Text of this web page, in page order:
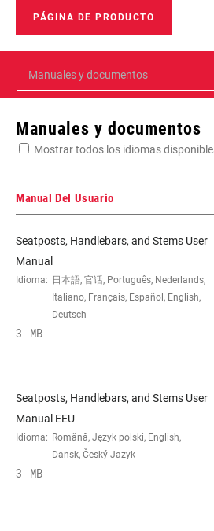
PÁGINA DE PRODUCTO
Manuales y documentos
Manuales y documentos
Mostrar todos los idiomas
Manual Del Usuario
Seatposts, Handlebars, and Stems User
Manual
Idioma: 日本語, 官话, Português, Nederlands,
Italiano, Français, Español, English,
Deutsch
3 MB
Seatposts, Handlebars, and Stems User
Manual EEU
Idioma: Română, Język polski, English,
Dansk, Český Jazyk
3 MB